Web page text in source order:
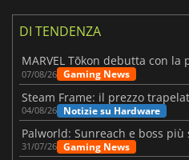
DI TENDENZA
07/08/26 Gaming News
04/08/26 Notizie su Hardware
31/07/26 Gaming News